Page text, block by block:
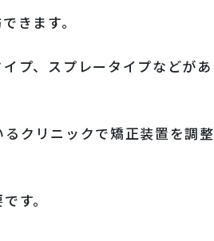
きます。
プ、スプレータイプなどがあ
クリニックで矯正装置を調整
す。